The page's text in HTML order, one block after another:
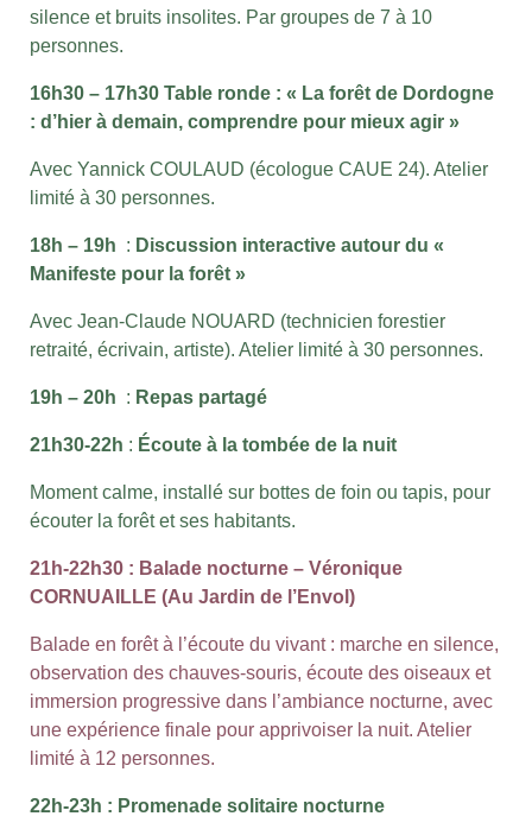
silence et bruits insolites. Par groupes de 7 à 10
personnes.
16h30 – 17h30 Table ronde : « La forêt de Dordogne
: d’hier à demain, comprendre pour mieux agir »
Avec Yannick COULAUD (écologue CAUE 24). Atelier
limité à 30 personnes.
18h – 19h : Discussion interactive autour du «
Manifeste pour la forêt »
Avec Jean-Claude NOUARD (technicien forestier
retraité, écrivain, artiste). Atelier limité à 30 personnes.
19h – 20h : Repas partagé
21h30-22h : Écoute à la tombée de la nuit
Moment calme, installé sur bottes de foin ou tapis, pour
écouter la forêt et ses habitants.
21h-22h30 : Balade nocturne – Véronique
CORNUAILLE (Au Jardin de l’Envol)
Balade en forêt à l’écoute du vivant : marche en silence,
observation des chauves-souris, écoute des oiseaux et
immersion progressive dans l’ambiance nocturne, avec
une expérience finale pour apprivoiser la nuit. Atelier
limité à 12 personnes.
22h-23h : Promenade solitaire nocturne